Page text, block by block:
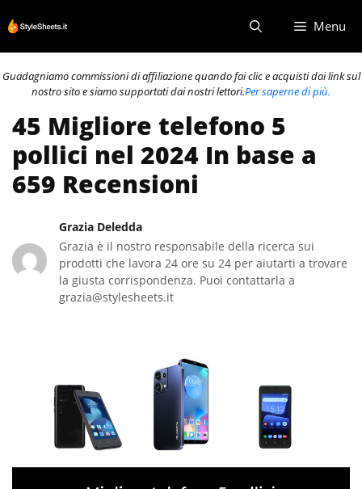
al
contenuto
Menu
Guadagniamo commissioni di affiliazione quando fai clic e acquisti dai link sul
nostro sito e siamo supportati dai nostri lettori.Per saperne di più.
45 Migliore telefono 5
pollici nel 2024 In base a
659 Recensioni
Grazia Deledda
Grazia è il nostro responsabile della ricerca sui
prodotti che lavora 24 ore su 24 per aiutarti a trovare
la giusta corrispondenza. Puoi contattarla a
grazia@stylesheets.it